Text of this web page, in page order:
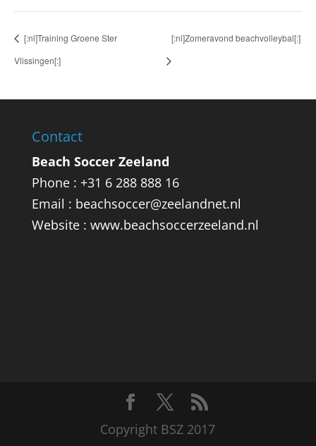
[:nl]Training Groene Ster
Vlissingen[:]
[:nl]Zomeravond beachvolleybal[:]
Contact
Beach Soccer Zeeland
Phone : +31 6 288 888 16
Email : beachsoccer@zeelandnet.nl
Website : www.beachsoccerzeeland.nl
Copyright BSZ 2017